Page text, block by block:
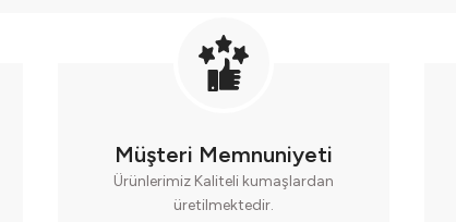
- 1013-Beyaz
Seri - 1013-PembeMüşteri Memnuniyeti
Ürünlerimiz Kaliteli kumaşlardan
üretilmektedir.